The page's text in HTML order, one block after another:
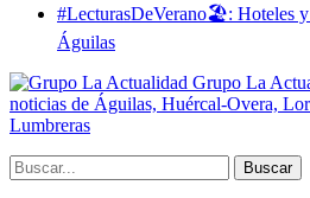
#LecturasDeVerano🏖: Hoteles y
Águilas
Grupo La
noticias de Águilas, Huércal-Overa,
Lumbreras